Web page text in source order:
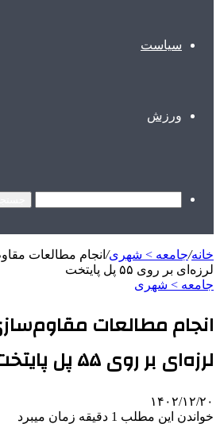
سیاست
ورزش
خانه/جامعه > شهری/ انجام مطالعات
لرزه‌ای بر روی ۵۵ پل‌ پایتخت
جامعه > شهری
انجام مطالعات
لرزه‌ای بر روی ۵۵ پل‌ پایتخت
۱۴۰۲/۱۲/۲۰
خواندن این مطلب 1 دقیقه زمان میبرد